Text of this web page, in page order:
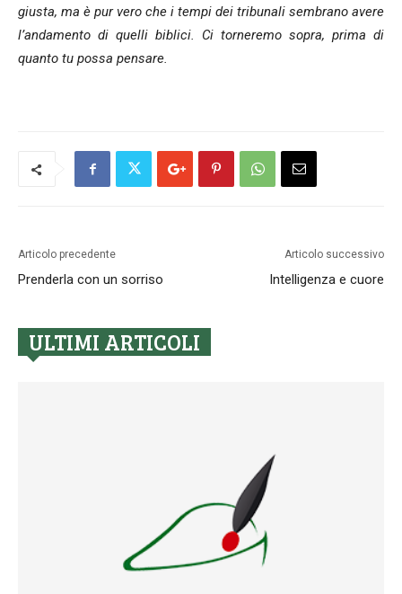
giusta, ma è pur vero che i tempi dei tribunali sembrano avere
l’andamento di quelli biblici. Ci torneremo sopra, prima di
quanto tu possa pensare.
Articolo precedente
Prenderla con un sorriso
Articolo successivo
Intelligenza e cuore
ULTIMI ARTICOLI